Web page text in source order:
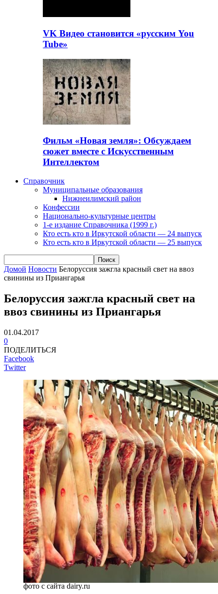
VK Видео становится «русским You
Tube»
Фильм «Новая земля»: Обсуждаем
сюжет вместе с Искусственным
Интеллектом
Справочник
Муниципальные образования
Нижнеилимский район
Конфессии
Национально-культурные центры
1-е издание Справочника (1999 г.)
Кто есть кто в Иркутской области — 24 выпуск
Кто есть кто в Иркутской области — 25 выпуск
Домой Новости Белоруссия зажгла красный свет на ввоз
свинины из Приангарья
Белоруссия зажгла красный свет на
ввоз свинины из Приангарья
01.04.2017
0
ПОДЕЛИТЬСЯ
Facebook
Twitter
фото с сайта dairy.ru